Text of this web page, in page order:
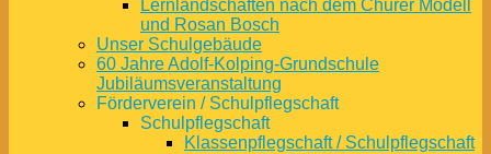
Lernlandschaften nach dem Churer Modell
und Rosan Bosch
Unser Schulgebäude
60 Jahre Adolf-Kolping-Grundschule
Jubiläumsveranstaltung
Förderverein / Schulpflegschaft
Schulpflegschaft
Klassenpflegschaft / Schulpflegschaft